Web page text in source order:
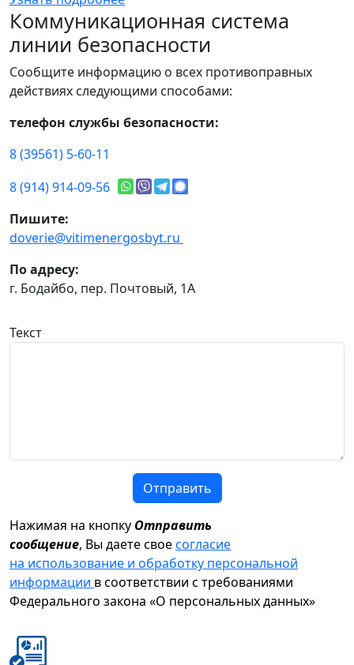
Коммуникационная система
линии безопасности
Сообщите информацию о всех противоправных
действиях следующими способами:
телефон службы безопасности:
8 (39561) 5-60-11
8 (914) 914-09-56
Пишите:
doverie@vitimenergosbyt.ru
По адресу:
г. Бодайбо, пер. Почтовый, 1А
Текст
Отправить
Нажимая на кнопку Отправить
сообщение, Вы даете своесогласие
на использование и обработку персональной
информации в соответствии с требованиями
Федерального закона «О персональных данных»